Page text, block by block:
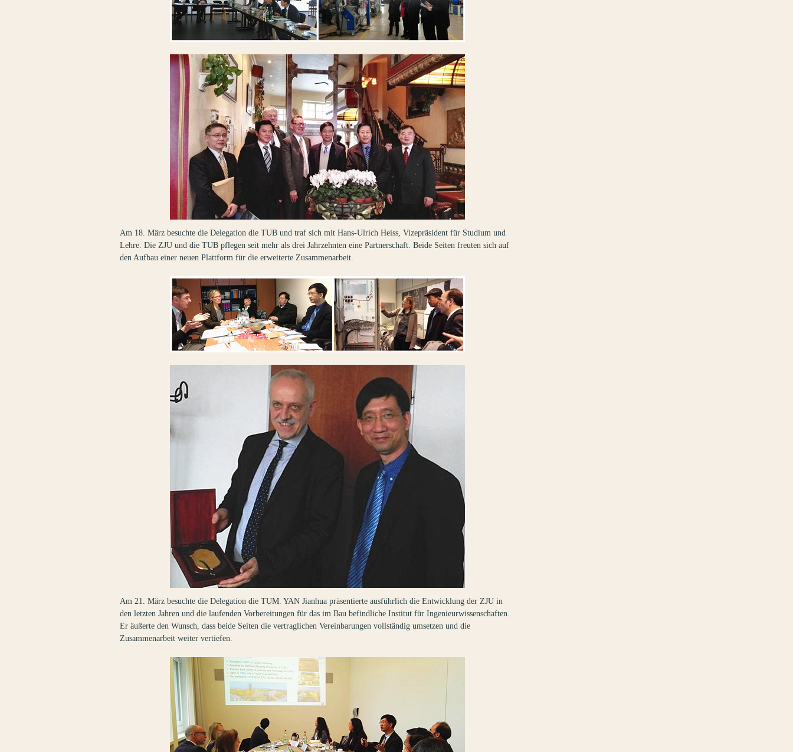
Am 18. März besuchte die Delegation die TUB und traf sich mit Hans-Ulrich Heiss, Vizepräsident für Studium und
Lehre. Die ZJU und die TUB pflegen seit mehr als drei Jahrzehnten eine Partnerschaft. Beide Seiten freuten sich auf
den Aufbau einer neuen Plattform für die erweiterte Zusammenarbeit.
Am 21. März besuchte die Delegation die TUM. YAN Jianhua präsentierte ausführlich die Entwicklung der ZJU in
den letzten Jahren und die laufenden Vorbereitungen für das im Bau befindliche Institut für Ingenieurwissenschaften.
Er äußerte den Wunsch, dass beide Seiten die vertraglichen Vereinbarungen vollständig umsetzen und die
Zusammenarbeit weiter vertiefen.